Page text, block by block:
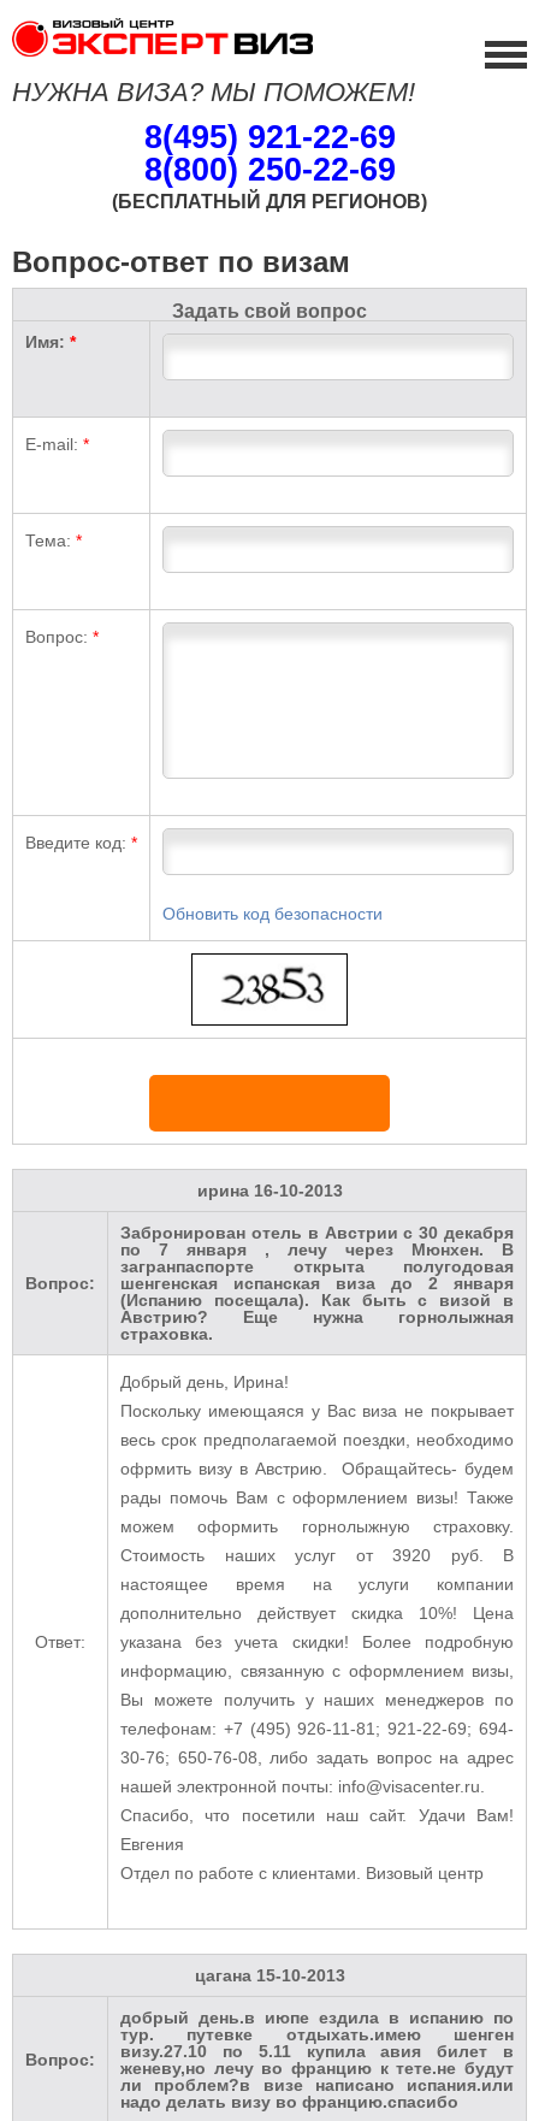
НУЖНА ВИЗА? МЫ ПОМОЖЕМ!
8(495) 921-22-69
8(800) 250-22-69
(БЕСПЛАТНЫЙ ДЛЯ РЕГИОНОВ)
Вопрос-ответ по визам
Задать свой вопрос
Имя: *
E-mail: *
Тема: *
Вопрос: *
Введите код: *
Обновить код безопасности
ирина 16-10-2013
Вопрос:
Забронирован отель в Австрии с 30 декабря
по 7 января , лечу через Мюнхен. В
загранпаспорте открыта полугодовая
шенгенская испанская виза до 2 января
(Испанию посещала). Как быть с визой в
Австрию? Еще нужна горнолыжная
страховка.
Ответ:
Добрый день, Ирина!
Поскольку имеющаяся у Вас виза не покрывает
весь срок предполагаемой поездки, необходимо
офрмить визу в Австрию. Обращайтесь- будем
рады помочь Вам с оформлением визы! Также
можем оформить горнолыжную страховку.
Стоимость наших услуг от 3920 руб. В
настоящее время на услуги компании
дополнительно действует скидка 10%! Цена
указана без учета скидки! Более подробную
информацию, связанную с оформлением визы,
Вы можете получить у наших менеджеров по
телефонам: +7 (495) 926-11-81; 921-22-69; 694-
30-76; 650-76-08, либо задать вопрос на адрес
нашей электронной почты: info@visacenter.ru.
Спасибо, что посетили наш сайт. Удачи Вам!
Евгения
Отдел по работе с клиентами. Визовый центр
цагана 15-10-2013
Вопрос:
добрый день.в июпе ездила в испанию по
тур. путевке отдыхать.имею шенген
визу.27.10 по 5.11 купила авия билет в
женеву,но лечу во францию к тете.не будут
ли проблем?в визе написано испания.или
надо делать визу во францию.спасибо